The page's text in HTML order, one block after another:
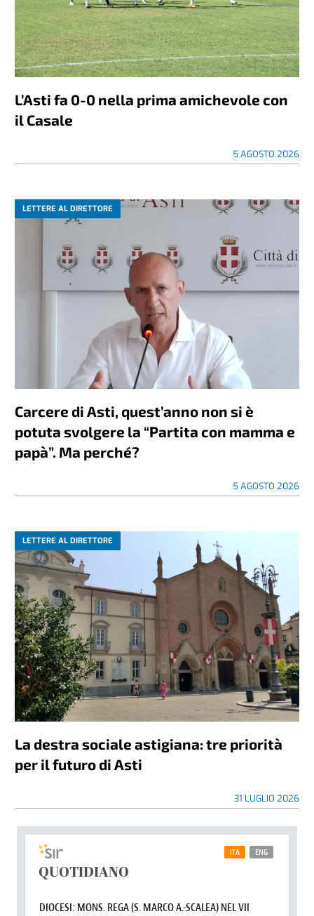
L’Asti fa 0-0 nella prima amichevole con
il Casale
5 AGOSTO 2026
LETTERE AL DIRETTORE
Carcere di Asti, quest’anno non si è
potuta svolgere la “Partita con mamma e
papà”. Ma perché?
5 AGOSTO 2026
LETTERE AL DIRETTORE
La destra sociale astigiana: tre priorità
per il futuro di Asti
31 LUGLIO 2026